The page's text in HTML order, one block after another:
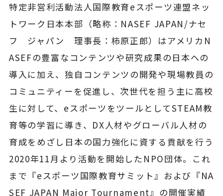
特定非営利活動法人国際教育eスポーツ連盟ネッ
トワーク日本本部（略称：NASEF JAPAN/ナセ
フ ジャパン 理事長：柿原正郎）はアメリカN
ASEFの豊富なコンテンツや研究成果の日本への
導入に加え、独自コンテンツの開発や現場教員の
コミュニティーを促進し、次世代を担う主に高校
生に対して、eスポーツをツールとしてSTEAM教
育等の学習に導き、DX人材やグローバル人材の
育成をめざし日本の国力強化に資する貢献を行う
2020年11月より活動を開始したNPO団体。これ
まで『eスポーツ国際教育サミット』および『NA
SEF JAPAN Major Tournament』の開催実績